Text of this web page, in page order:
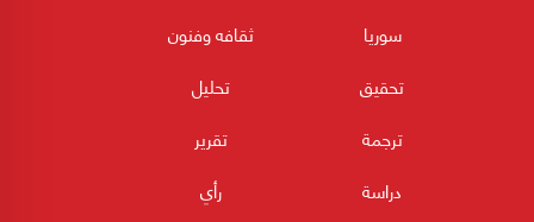
سوريا
ثقافه وفنون
تحقيق
تحليل
ترجمة
تقرير
دراسة
رأي